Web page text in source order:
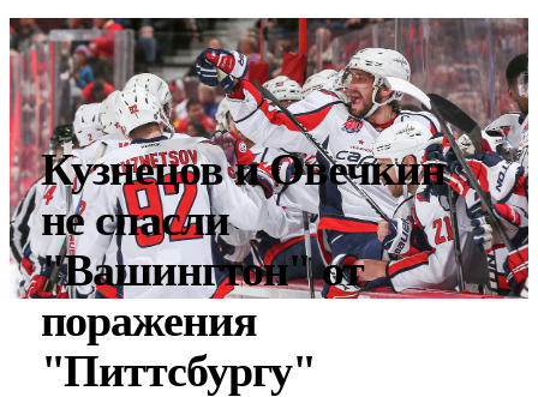
Кузнецов и Овечкин
не спасли
"Вашингтон" от
поражения
"Питтсбургу"